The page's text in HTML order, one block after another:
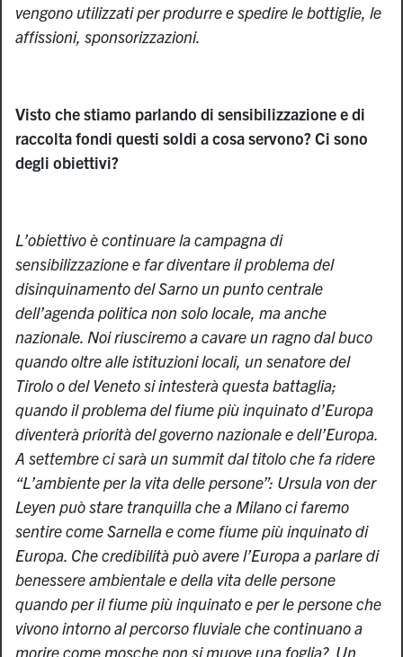
vengono utilizzati per produrre e spedire le bottiglie, le
affissioni, sponsorizzazioni.
Visto che stiamo parlando di sensibilizzazione e di
raccolta fondi questi soldi a cosa servono? Ci sono
degli obiettivi?
L’obiettivo è continuare la campagna di
sensibilizzazione e far diventare il problema del
disinquinamento del Sarno un punto centrale
dell’agenda politica non solo locale, ma anche
nazionale. Noi riusciremo a cavare un ragno dal buco
quando oltre alle istituzioni locali, un senatore del
Tirolo o del Veneto si intesterà questa battaglia;
quando il problema del fiume più inquinato d’Europa
diventerà priorità del governo nazionale e dell’Europa.
A settembre ci sarà un summit dal titolo che fa ridere
“L’ambiente per la vita delle persone”: Ursula von der
Leyen può stare tranquilla che a Milano ci faremo
sentire come Sarnella e come fiume più inquinato di
Europa. Che credibilità può avere l’Europa a parlare di
benessere ambientale e della vita delle persone
quando per il fiume più inquinato e per le persone che
vivono intorno al percorso fluviale che continuano a
morire come mosche non si muove una foglia? Un